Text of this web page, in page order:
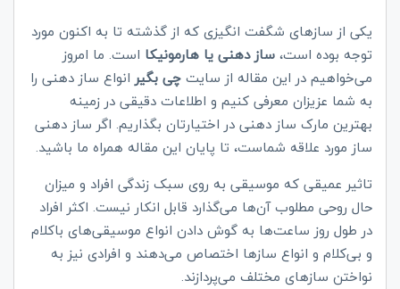
یکی از سازهای شگفت انگیزی که از گذشته تا به اکنون مورد
توجه بوده است،ساز دهنی یا هارمونیکا است. ما امروز
می‌خواهیم در این مقاله از سایتچیبگیر انواع ساز دهنی را
به شما عزیزان معرفی کنیم و اطلاعات دقیقی در زمینه
بهترین مارک ساز دهنی در اختیارتان بگذاریم. اگر ساز دهنی
ساز مورد علاقه شماست، تا پایان این مقاله همراه ما باشید.
تاثیر عمیقی که موسیقی به روی سبک زندگی افراد و میزان
حال روحی مطلوب آن‌ها می‌گذارد قابل انکار نیست. اکثر افراد
در طول روز ساعت‌ها به گوش دادن انواع موسیقی‌های باکلام
و بی‌کلام و انواع سازها اختصاص می‌دهند و افرادی نیز به
نواختن سازهای مختلف می‌پردازند.